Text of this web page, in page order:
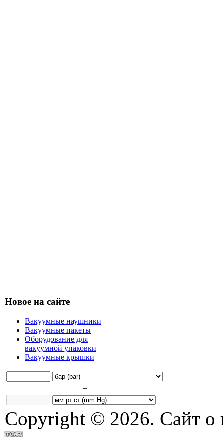
Новое на сайте
Вакуумные наушники
Вакуумные пакеты
Оборудование для
вакуумной упаковки
Вакуумные крышки
=
Copyright © 2026. Сайт о